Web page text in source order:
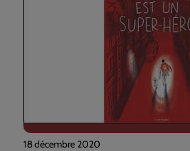
18 décembre 2020